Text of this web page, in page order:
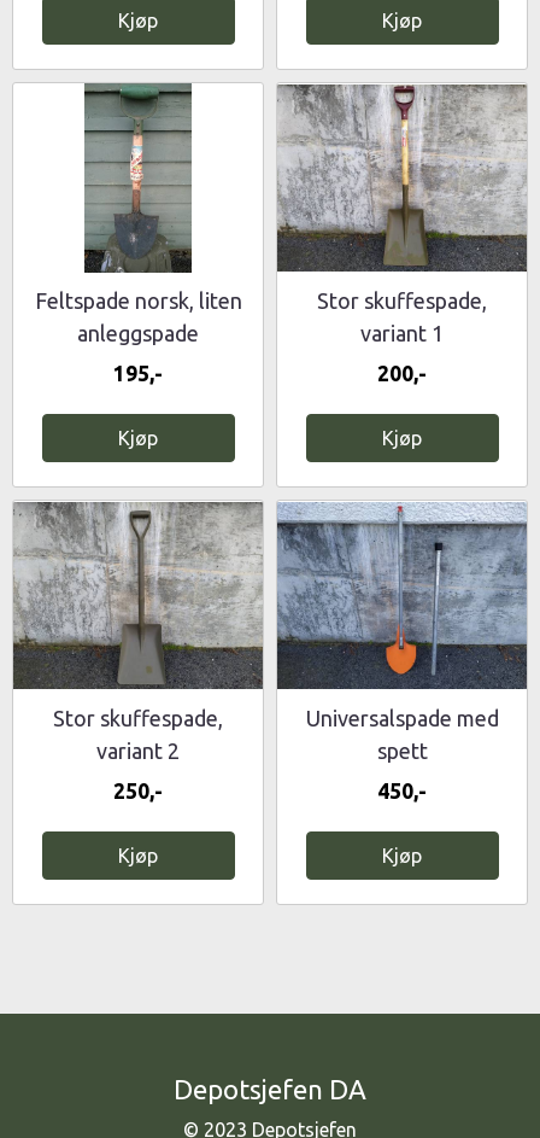
Kjøp Kjøp
Feltspade norsk, liten
anleggspade
195,-
Kjøp
Stor skuffespade,
variant 1
200,-
Kjøp
Stor skuffespade,
variant 2
250,-
Kjøp
Universalspade med
spett
450,-
Kjøp
Depotsjefen DA
© 2023 Depotsjefen